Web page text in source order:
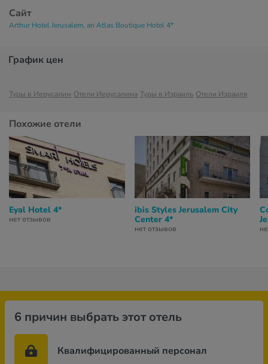
Сайт
Arthur Hotel Jerusalem, an Atlas Boutique Hotel 4*
График цен
Туры в Иерусалим Отели Иерусалима Туры в Израиль Отели Израиля
Похожие отели
Eyal Hotel 4*
нет отзывов
ibis Styles Jerusalem City
Center 4*
нет отзывов
6 причин выбрать этот отель
Квалифицированный персонал